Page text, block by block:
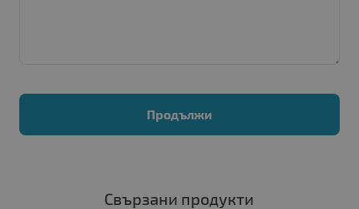
Продължи
Свързани продукти